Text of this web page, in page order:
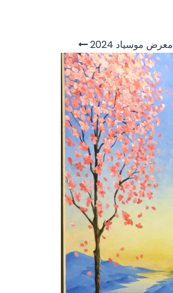
معرض موسياد 2024